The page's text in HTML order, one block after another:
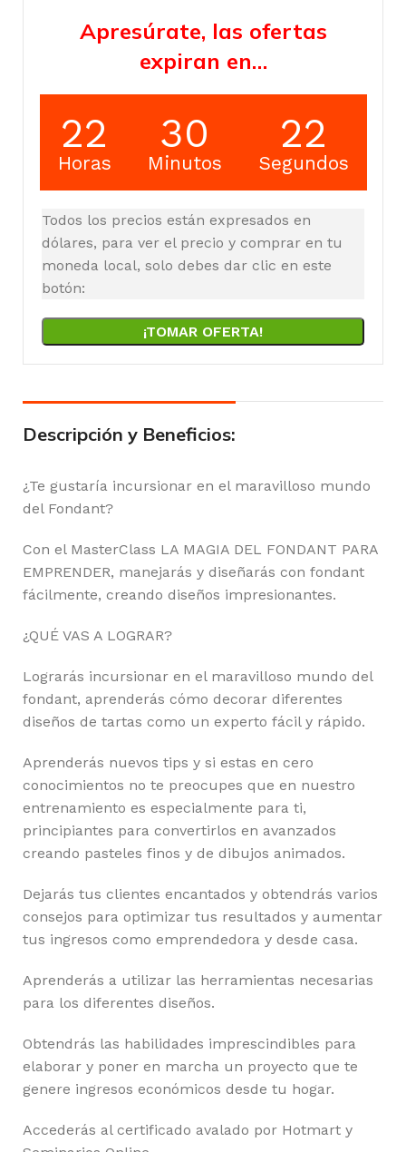
Apresúrate, las ofertas
expiran en…
22
Horas
30
Minutos
21
Segundos
Todos los precios están expresados en
dólares, para ver el precio y comprar en tu
moneda local, solo debes dar clic en este
botón:
¡TOMAR OFERTA!
Descripción y Beneficios:
¿Te gustaría incursionar en el maravilloso mundo
del Fondant?
Con el MasterClass LA MAGIA DEL FONDANT PARA
EMPRENDER, manejarás y diseñarás con fondant
fácilmente, creando diseños impresionantes.
¿QUÉ VAS A LOGRAR?
Lograrás incursionar en el maravilloso mundo del
fondant, aprenderás cómo decorar diferentes
diseños de tartas como un experto fácil y rápido.
Aprenderás nuevos tips y si estas en cero
conocimientos no te preocupes que en nuestro
entrenamiento es especialmente para ti,
principiantes para convertirlos en avanzados
creando pasteles finos y de dibujos animados.
Dejarás tus clientes encantados y obtendrás varios
consejos para optimizar tus resultados y aumentar
tus ingresos como emprendedora y desde casa.
Aprenderás a utilizar las herramientas necesarias
para los diferentes diseños.
Obtendrás las habilidades imprescindibles para
elaborar y poner en marcha un proyecto que te
genere ingresos económicos desde tu hogar.
Accederás al certificado avalado por Hotmart y